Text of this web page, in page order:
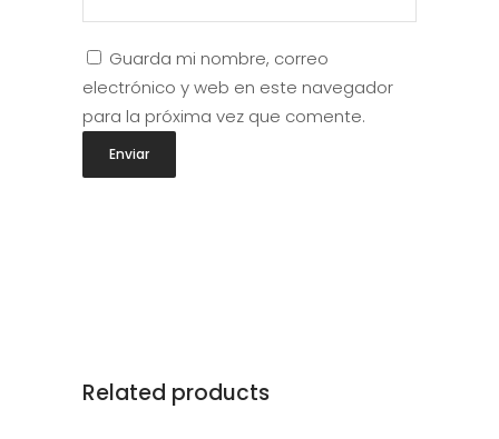
Guarda mi nombre, correo
electrónico y web en este navegador
para la próxima vez que comente.
Related products